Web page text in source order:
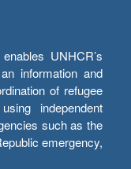
UNHCR’s
information and
of refugee
independent
such as the
emergency,